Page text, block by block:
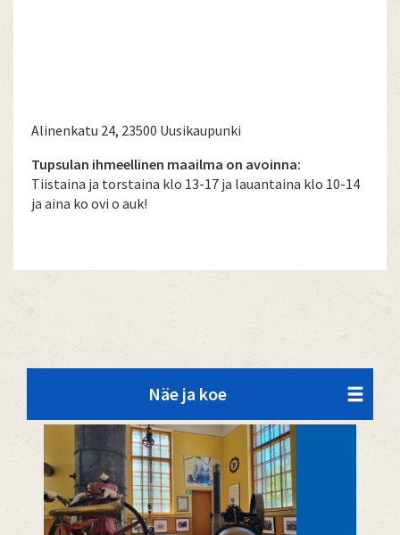
Alinenkatu 24, 23500 Uusikaupunki
Tupsulan ihmeellinen maailma on avoinna:
Tiistaina ja torstaina klo 13-17 ja lauantaina klo 10-14
ja aina ko ovi o auk!
Näe ja koe